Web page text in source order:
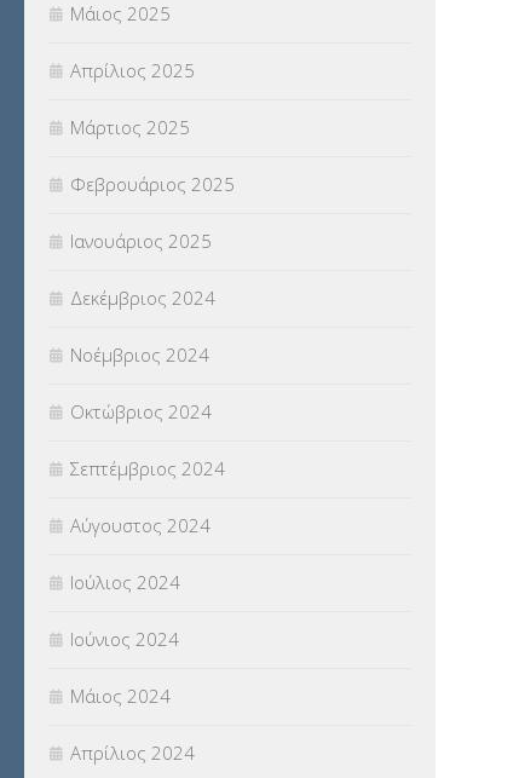
Μάιος 2025
Απρίλιος 2025
Μάρτιος 2025
Φεβρουάριος 2025
Ιανουάριος 2025
Δεκέμβριος 2024
Νοέμβριος 2024
Οκτώβριος 2024
Σεπτέμβριος 2024
Αύγουστος 2024
Ιούλιος 2024
Ιούνιος 2024
Μάιος 2024
Απρίλιος 2024